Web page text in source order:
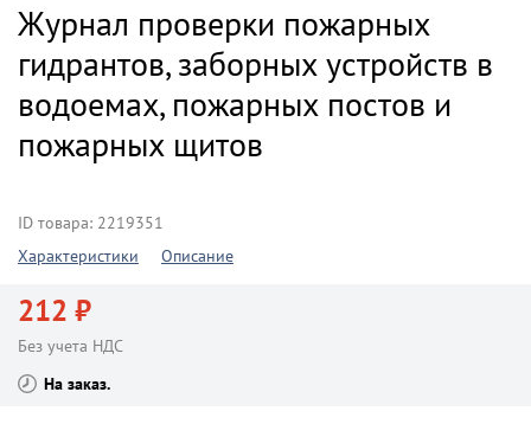
Журнал проверки пожарных
гидрантов, заборных устройств в
водоемах, пожарных постов и
пожарных щитов
ID товара: 2219351
Характеристики
Описание
212 ₽
Без учета НДС
На заказ